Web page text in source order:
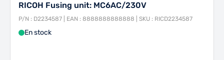
RICOH Fusing unit: MC6AC/230V
P/N : D2234587 | EAN : 8888888888888 | SKU : RICD2234587
En stock